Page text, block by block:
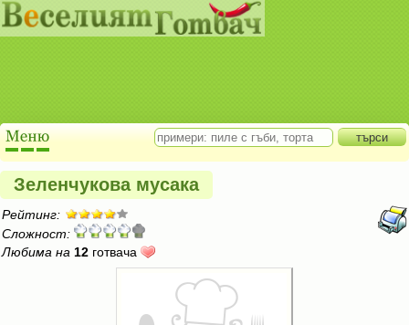
Зеленчукова мусака
Рейтинг:
Сложност:
Любима на 12 готвача